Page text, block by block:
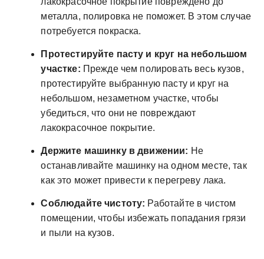
металла, полировка не поможет. В этом случае
потребуется покраска.
Протестируйте пасту и круг на небольшом
участке: Прежде чем полировать весь кузов,
протестируйте выбранную пасту и круг на
небольшом, незаметном участке, чтобы
убедиться, что они не повреждают
лакокрасочное покрытие.
Держите машинку в движении: Не
останавливайте машинку на одном месте, так
как это может привести к перегреву лака.
Соблюдайте чистоту: Работайте в чистом
помещении, чтобы избежать попадания грязи
и пыли на кузов.